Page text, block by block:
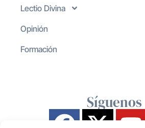
Lectio Divina
Opinión
Formación
Síguenos